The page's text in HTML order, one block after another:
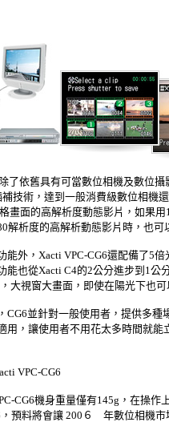
了依舊具有可當數位相機及數位
技術，達到一般消費級數位相機
畫面的高解析度動態影片，如果
解析度的高解析動態影片時，也
能外，Xacti VPC-CG6還配備了5
能也從Xacti C4的2公分進步到1
大視窗大畫面，即使在陽光下也
CG6並針對一般使用者，提供多
用，讓使用者不用花太多時間就
VPC-CG6
CG6機身重量僅有145g，在操
，預料將會讓 200６ 年數位相機